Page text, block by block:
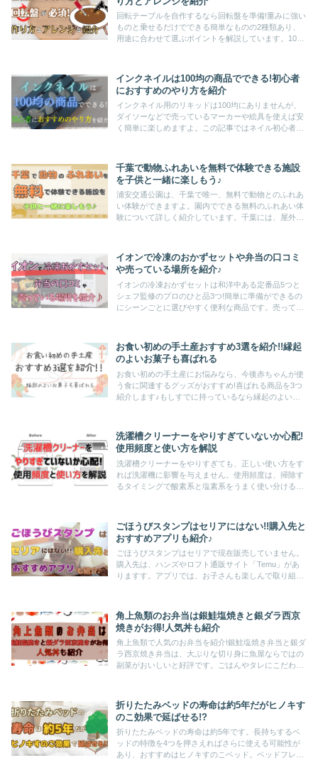
回転テーブルを自作するなら回転盤を準備!重みに強い
ものと乗せるだけでできる簡単なものの2種類あり、
用途に合わせて選ぶポイントを解説しています。100
インクネイルは100均の商品でできる!初心者
におすすめのやり方を紹介
インクネイル用のリキッドは100均にありませんが、
ダイソーなどで売っているマーカーや絵具を使えば安
く簡単に楽しめますよ。この記事ではネイル初心者、
千葉で動物ふれあいを無料で体験できる施設
を子供と一緒に楽しもう♪
浦安交通公園は、千葉で唯一、無料で動物とのふれあ
い体験ができますよ。園内でできる無料のふれあい体
験について詳しく紹介しています。千葉には、屋外・
イオンで冷凍のおかずセットや弁当の口コミ
や売っている場所を紹介♪
イオンの冷凍おかずセットは和洋中ある定番品5つと
シェフ監修のプロのひと品3つ!簡単に準備ができるの
にシーンごとに選びやすく便利な商品です。売ってい
お食い初めの手土産おすすめ3選を紹介!!縁起
のよいお菓子も喜ばれる
お食い初めの手土産にお悩みなら、今後赤ちゃんが使
う食に関連するグッズがおすすめ!喜ばれる商品を3つ
紹介します♪もしすでに持っているなら縁起のよいお
洗濯槽クリーナーをやりすぎていないか心配!
使用頻度と使い方を解説
洗濯槽クリーナーをやりすぎても、正しい使い方をす
れば洗濯機に影響を与えません。使用頻度は、掃除す
るタイミングで酸素系と塩素系をうまく使い分ける必
ごほうびスタンプはセリアにはない!!購入先と
おすすめアプリも紹介♪
ごほうびスタンプはセリアで現在販売していません。
購入先は、ハンズやロフト通販サイト「Temu」があ
りますす。アプリでは、お子さんも楽しんで取り組め
う。
角上魚類のお弁当は銀鮭塩焼きと銀ダラ西京
焼きがお得!人気丼も紹介
角上魚類で人気のお弁当を紹介!銀鮭塩焼き弁当と銀ダ
ラ西京焼き弁当は、大ぶりな切り身に魚屋ならではの
副菜がおいしいと好評です。ごはんやタレにこだわっ
折りたたみベッドの寿命は約5年だがヒノキす
のこ効果で延ばせる!?
折りたたみベッドの寿命は約5年です。長持ちするベ
ッドの特徴を4つを押さえればさらに使える可能性が
あり、おすすめはヒノキすのこベッド。ベッドフレー